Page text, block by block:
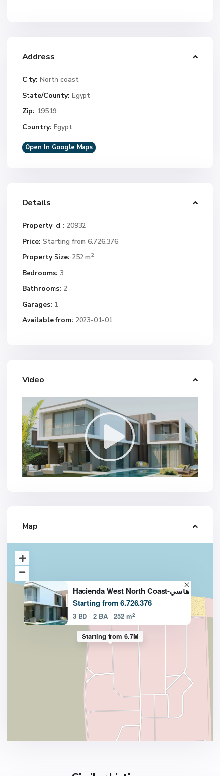
Address
City: North coast
State/County: Egypt
Zip: 19519
Country: Egypt
Open In Google Maps
Details
Property Id : 20932
Price: Starting from 6.726.376
Property Size: 252 m2
Bedrooms: 3
Bathrooms: 2
Garages: 1
Available from: 2023-01-01
Video
Map
Starting from 6.7M
Hacienda West North Coast-هاسي
Starting from 6.726.376
3 BD 2 BA 252 m2